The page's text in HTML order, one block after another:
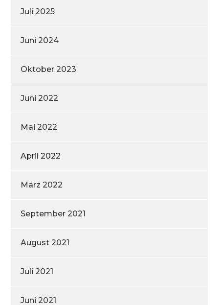
Juli 2025
Juni 2024
Oktober 2023
Juni 2022
Mai 2022
April 2022
März 2022
September 2021
August 2021
Juli 2021
Juni 2021